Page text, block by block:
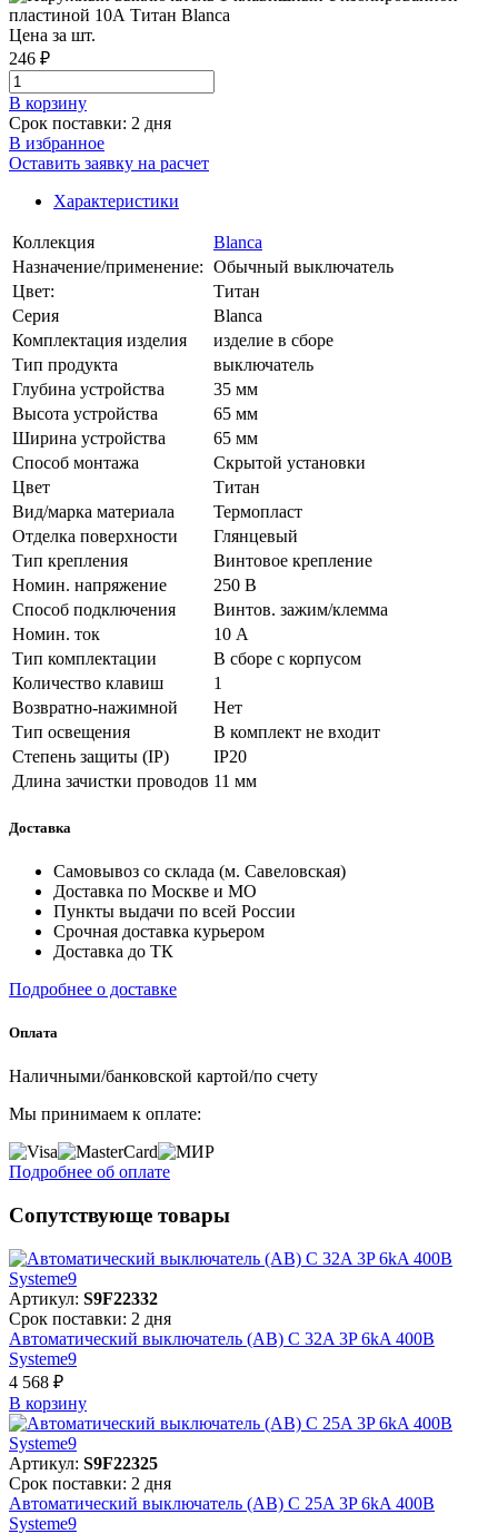
Цена за шт.
246 ₽
В корзинy
Срок поставки: 2 дня
В избранное
Оставить заявку на расчет
Характеристики
Коллекция
Blanca
Назначение/применение: Обычный выключатель
Цвет:
Титан
Серия
Blanca
Комплектация изделия
изделие в сборе
Тип продукта
выключатель
Глубина устройства
35 мм
Высота устройства
65 мм
Ширина устройства
65 мм
Способ монтажа
Скрытой установки
Цвет
Титан
Вид/марка материала
Термопласт
Отделка поверхности
Глянцевый
Тип крепления
Винтовое крепление
Номин. напряжение
250 В
Способ подключения
Винтов. зажим/клемма
Номин. ток
10 А
Тип комплектации
В сборе с корпусом
Количество клавиш
1
Возвратно-нажимной
Нет
Тип освещения
В комплект не входит
Степень защиты (IP)
IP20
Длина зачистки проводов 11 мм
Доставка
Самовывоз со склада (м. Савеловская)
Доставка по Москве и МО
Пункты выдачи по всей России
Срочная доставка курьером
Доставка до ТК
Подробнее о доставке
Оплата
Наличными/банковской картой/по счету
Мы принимаем к оплате:
Подробнее об оплате
Сопутствующе товары
Артикул: S9F22332
Срок поставки: 2 дня
Автоматический выключатель (АВ) C 32A 3P 6kA 400В
Systeme9
4 568 ₽
В корзинy
Артикул: S9F22325
Срок поставки: 2 дня
Автоматический выключатель (АВ) C 25A 3P 6kA 400В
Systeme9